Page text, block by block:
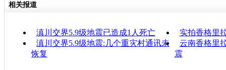
相关报道
滇川交界5.9级地震已造成1人死亡
实拍香格里
滇川交界5.9级地震:几个重灾村通讯未
恢复
云南香格里
震